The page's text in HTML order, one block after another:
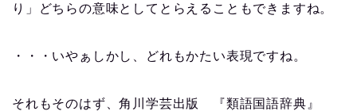
り」どちらの意味としてとらえることもできますね。
・・・いやぁしかし、どれもかたい表現ですね。
それもそのはず、角川学芸出版 『類語国語辞典』